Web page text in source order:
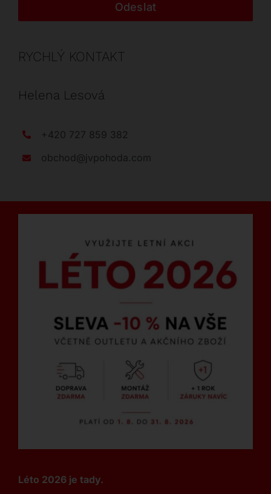
Odeslat
RYCHLÝ KONTAKT
Helena Lesová
+420 727 859 382
obchod@jvpohoda.com
Léto 2026 je tady.